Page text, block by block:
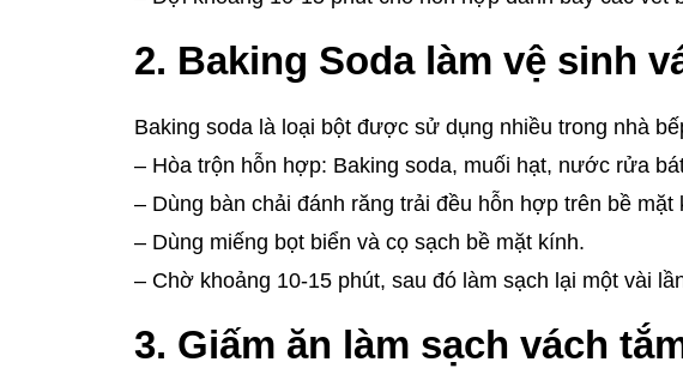
2. Baking Soda làm vệ sinh
Baking soda là loại bột được sử dụng nhiều trong nhà
– Hòa trộn hỗn hợp: Baking soda, muối hạt, nước rửa
– Dùng bàn chải đánh răng trải đều hỗn hợp trên bề mặt
– Dùng miếng bọt biển và cọ sạch bề mặt kính.
– Chờ khoảng 10-15 phút, sau đó làm sạch lại một vài
3. Giấm ăn làm sạch vách